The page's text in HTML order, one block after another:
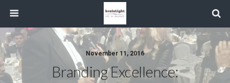
November 11, 2016
Branding Excellence: